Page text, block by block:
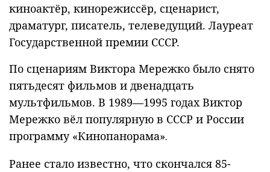
киноактёр, кинорежиссёр, сценарист,
драматург, писатель, телеведущий. Лауреат
Государственной премии СССР.
По сценариям Виктора Мережко было снято
пятьдесят фильмов и двенадцать
мультфильмов. В 1989—1995 годах Виктор
Мережко вёл популярную в СССР и России
программу «Кинопанорама».
Ранее стало известно, что скончался 85-